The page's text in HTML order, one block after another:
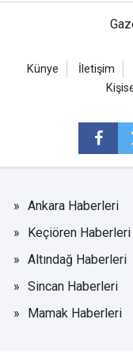
Künye İletişim
Ankara Haberleri
Keçiören Haberleri
Altındağ Haberleri
Sincan Haberleri
Mamak Haberleri